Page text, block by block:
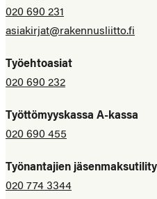
020 690 231
asiakirjat@rakennusliitto.fi
Työehtoasiat
020 690 232
Työttömyyskassa A-kassa
020 690 455
Työnantajien
020 774 3344